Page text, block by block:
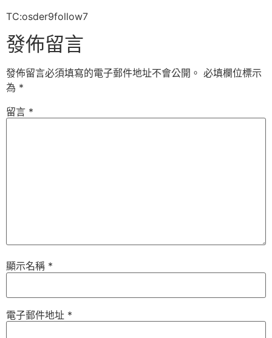
TC:osder9follow7
發佈留言
發佈留言必須填寫的電子郵件地址不會公開。 必填欄位標示
為 *
留言 *
顯示名稱 *
電子郵件地址 *